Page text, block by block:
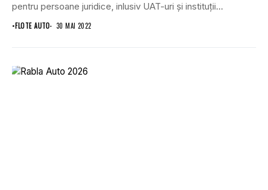
pentru persoane juridice, inlusiv UAT-uri și instituții
publice,...
•FLOTE AUTO 30 MAI 2022